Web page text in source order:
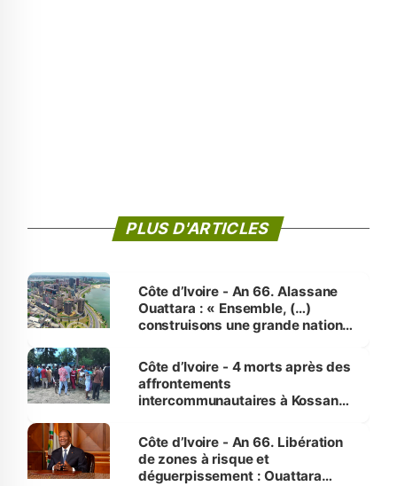
PLUS D'ARTICLES
Côte d’Ivoire - An 66. Alassane
Ouattara : « Ensemble, (…)
construisons une grande nation
générations futures »
Côte d’Ivoire - 4 morts après des
affrontements
intercommunautaires à Kossandji
milieu des sinistrés
Côte d’Ivoire - An 66. Libération
de zones à risque et
déguerpissement : Ouattara